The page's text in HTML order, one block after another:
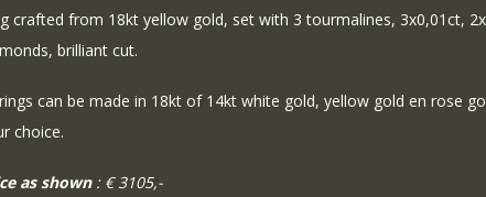
crafted from 18kt yellow gold, set with 3 tourmalines, 3x0,01ct,
brilliant cut.
can be made in 18kt of 14kt white gold, yellow gold en rose
choice.
as shown: € 3105,-